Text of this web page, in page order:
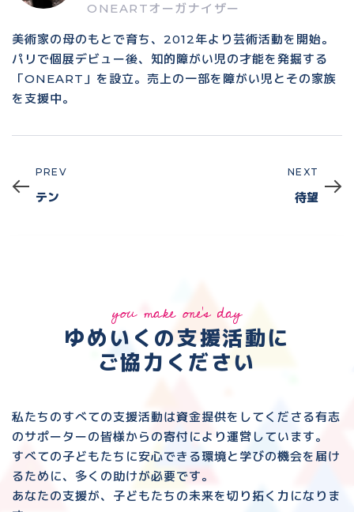
ONEARTオーガナイザー
美術家の母のもとで育ち、2012年より芸術活動を開始。
パリで個展デビュー後、知的障がい児の才能を発掘する
「ONEART」を設立。売上の一部を障がい児とその家族
を支援中。
Prev
PREV
テン
Next
NEXT
待望
you make one's day
ゆめいくの支援活動に
ご協力ください
私たちのすべての支援活動は資金提供をしてくださる有志
のサポーターの皆様からの寄付により運営しています。
すべての子どもたちに安心できる環境と 学びの機会を届け
るために、多くの助けが必要です。
あなたの支援が、子どもたちの未来を切り拓く力になりま